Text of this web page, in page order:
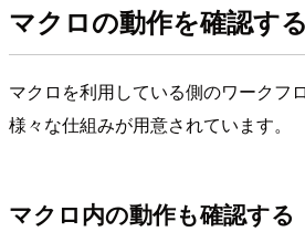
マクロの動作を確認する
マクロを利用している側のワークフ
様々な仕組みが用意されています。
マクロ内の動作も確認する